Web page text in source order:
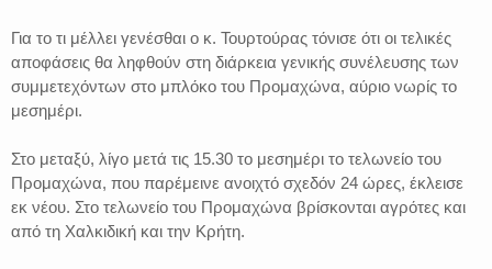
Για το τι μέλλει γενέσθαι ο κ. Τουρτούρας τόνισε ότι οι τελικές
αποφάσεις θα ληφθούν στη διάρκεια γενικής συνέλευσης των
συμμετεχόντων στο μπλόκο του Προμαχώνα, αύριο νωρίς το
μεσημέρι.
Στο μεταξύ, λίγο μετά τις 15.30 το μεσημέρι το τελωνείο του
Προμαχώνα, που παρέμεινε ανοιχτό σχεδόν 24 ώρες, έκλεισε
εκ νέου. Στο τελωνείο του Προμαχώνα βρίσκονται αγρότες και
από τη Χαλκιδική και την Κρήτη.